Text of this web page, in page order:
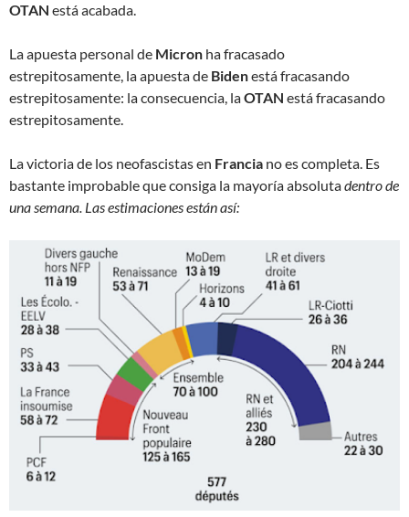
OTAN está acabada.
La apuesta personal de Micron ha fracasado
estrepitosamente, la apuesta de Bidenestá fracasando
estrepitosamente: la consecuencia, laOTAN está fracasando
estrepitosamente.
La victoria de los neofascistas en Francia no es completa. Es
bastante improbable que consiga la mayoría absolutadentro de
una semana. Las estimaciones están así: